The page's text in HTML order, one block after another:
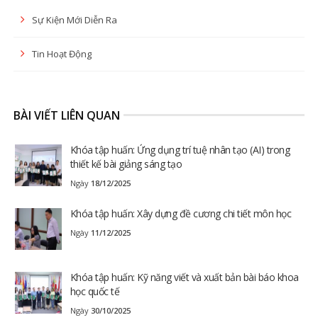
Sự Kiện Mới Diễn Ra
Tin Hoạt Động
BÀI VIẾT LIÊN QUAN
Khóa tập huấn: Ứng dụng trí tuệ nhân tạo (AI) trong
thiết kế bài giảng sáng tạo
Ngày 18/12/2025
Khóa tập huấn: Xây dựng đề cương chi tiết môn học
Ngày 11/12/2025
Khóa tập huấn: Kỹ năng viết và xuất bản bài báo khoa
học quốc tế
Ngày 30/10/2025